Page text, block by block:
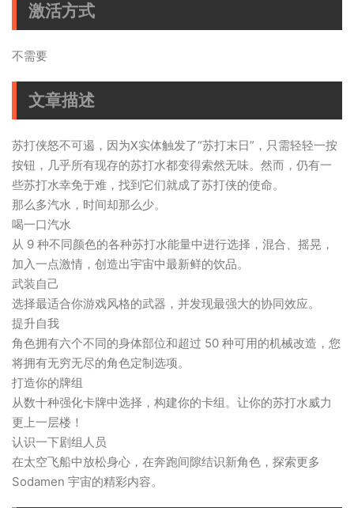
激活方式
不需要
文章描述
苏打侠怒不可遏，因为X实体触发了“苏打末日”，只需轻轻一按
按钮，几乎所有现存的苏打水都变得索然无味。然而，仍有一
些苏打水幸免于难，找到它们就成了苏打侠的使命。
那么多汽水，时间却那么少。
喝一口汽水
从 9 种不同颜色的各种苏打水能量中进行选择，混合、摇晃，
加入一点激情，创造出宇宙中最新鲜的饮品。
武装自己
选择最适合你游戏风格的武器，并发现最强大的协同效应。
提升自我
角色拥有六个不同的身体部位和超过 50 种可用的机械改造，您
将拥有无穷无尽的角色定制选项。
打造你的牌组
从数十种强化卡牌中选择，构建你的卡组。让你的苏打水威力
更上一层楼！
认识一下剧组人员
在太空飞船中放松身心，在奔跑间隙结识新角色，探索更多
Sodamen 宇宙的精彩内容。